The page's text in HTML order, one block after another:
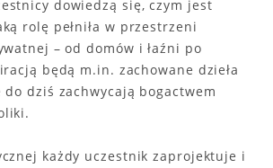
dowiedzą się, czym jest
rolę pełniła w przestrzeni
– od domów i łaźni po
będą m.in. zachowane dzieła
do dziś zachwycają bogactwem
każdy uczestnik zaprojektuje i